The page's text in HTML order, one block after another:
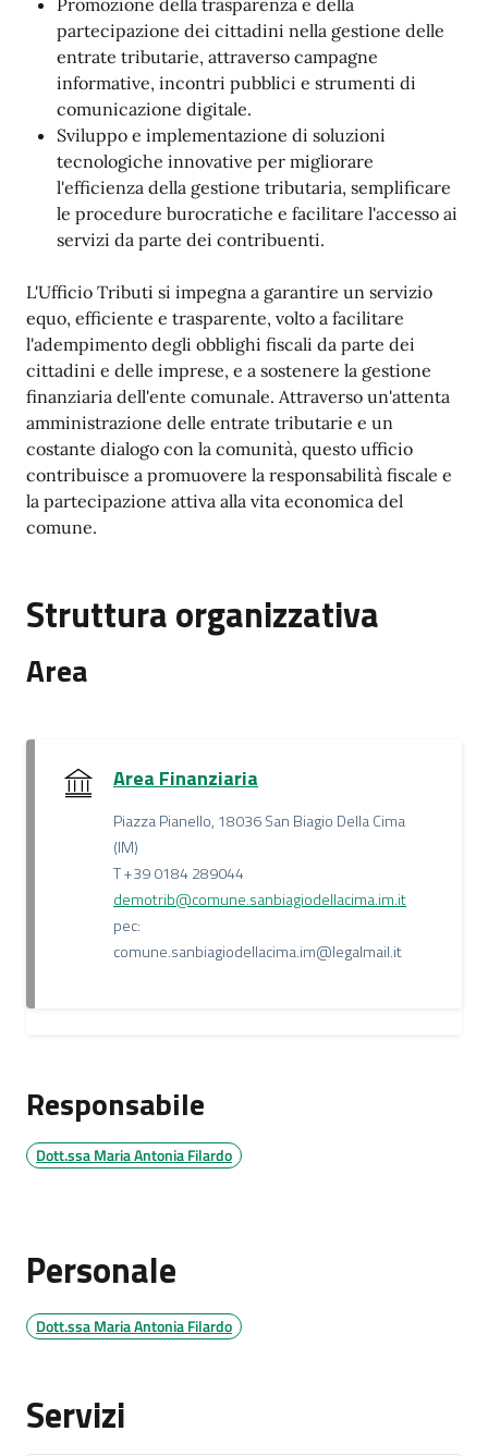
Promozione della trasparenza e della
partecipazione dei cittadini nella gestione delle
entrate tributarie, attraverso campagne
informative, incontri pubblici e strumenti di
comunicazione digitale.
Sviluppo e implementazione di soluzioni
tecnologiche innovative per migliorare
l'efficienza della gestione tributaria, semplificare
le procedure burocratiche e facilitare l'accesso ai
servizi da parte dei contribuenti.
L'Ufficio Tributi si impegna a garantire un servizio
equo, efficiente e trasparente, volto a facilitare
l'adempimento degli obblighi fiscali da parte dei
cittadini e delle imprese, e a sostenere la gestione
finanziaria dell'ente comunale. Attraverso un'attenta
amministrazione delle entrate tributarie e un
costante dialogo con la comunità, questo ufficio
contribuisce a promuovere la responsabilità fiscale e
la partecipazione attiva alla vita economica del
comune.
Struttura organizzativa
Area
Area Finanziaria
Piazza Pianello, 18036 San Biagio Della Cima
(IM)
T +39 0184 289044
demotrib@comune.sanbiagiodellacima.im.it
pec:
comune.sanbiagiodellacima.im@legalmail.it
Responsabile
Dott.ssa Maria Antonia Filardo
Personale
Dott.ssa Maria Antonia Filardo
Servizi